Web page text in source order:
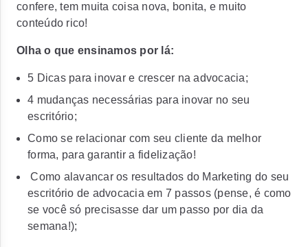
confere, tem muita coisa nova, bonita, e muito
conteúdo rico!
Olha o que ensinamos por lá:
5 Dicas para inovar e crescer na advocacia;
4 mudanças necessárias para inovar no seu
escritório;
Como se relacionar com seu cliente da melhor
forma, para garantir a fidelização!
Como alavancar os resultados do Marketing do seu
escritório de advocacia em 7 passos (pense, é como
se você só precisasse dar um passo por dia da
semana!);